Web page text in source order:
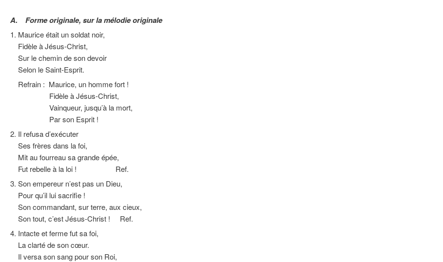
A. Forme originale, sur la mélodie originale
1. Maurice était un soldat noir,
Fidèle à Jésus-Christ,
Sur le chemin de son devoir
Selon le Saint-Esprit.
Refrain : Maurice, un homme fort !
Fidèle à Jésus-Christ,
Vainqueur, jusqu’à la mort,
Par son Esprit !
2. Il refusa d’exécuter
Ses frères dans la foi,
Mit au fourreau sa grande épée,
Fut rebelle à la loi ! Ref.
3. Son empereur n’est pas un Dieu,
Pour qu’il lui sacrifie !
Son commandant, sur terre, aux cieux,
Son tout, c’est Jésus-Christ ! Ref.
4. Intacte et ferme fut sa foi,
La clarté de son cœur.
Il versa son sang pour son Roi,